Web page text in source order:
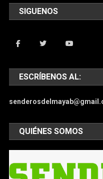
SIGUENOS
ESCRÍBENOS AL:
QUIÉNES SOMOS